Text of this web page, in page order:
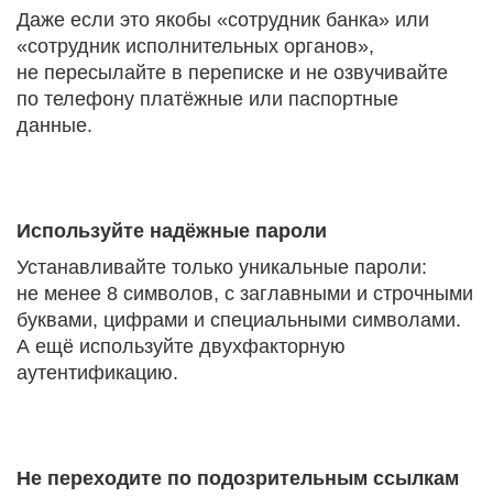
Даже если это якобы «сотрудник банка» или
«сотрудник исполнительных органов»,
не пересылайте в переписке и не озвучивайте
по телефону платёжные или паспортные
данные.
Используйте надёжные пароли
Устанавливайте только уникальные пароли:
не менее 8 символов, с заглавными и строчными
буквами, цифрами и специальными символами.
А ещё используйте двухфакторную
аутентификацию.
Не переходите по подозрительным ссылкам